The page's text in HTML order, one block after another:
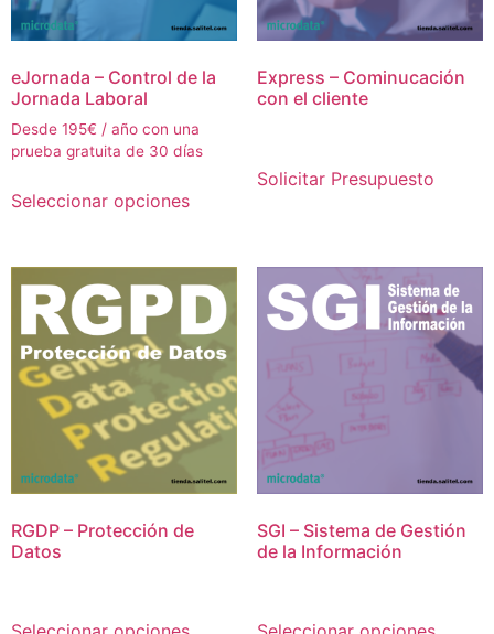
eJornada – Control de la
Jornada Laboral
Desde 195€ / año con una
prueba gratuita de 30 días
Seleccionar opciones
Express – Cominucación
con el cliente
Solicitar Presupuesto
RGDP – Protección de
Datos
SGI – Sistema de Gestión
de la Información